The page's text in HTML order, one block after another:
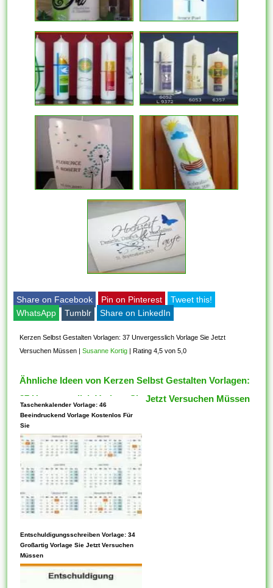
Share on Facebook Pin on Pinterest
Tweet this!
WhatsApp
Tumblr Share on LinkedIn
Kerzen Selbst Gestalten Vorlagen: 37 Unvergesslich Vorlage Sie Jetzt
Versuchen Müssen |Susanne Kortig |Rating 4,5 von 5,0
Ähnliche Ideen von Kerzen Selbst Gestalten Vorlagen:
37 Unvergesslich Vorlage Sie Jetzt Versuchen Müssen
Taschenkalender Vorlage: 46
Beeindruckend Vorlage Kostenlos Für
Sie
Jede Vorlage kann gemütlich
konfiguriert werden, mit der
absicht, in bestimmten
Entschuldigungsschreiben Vorlage: 34
Großartig Vorlage Sie Jetzt Versuchen
Müssen